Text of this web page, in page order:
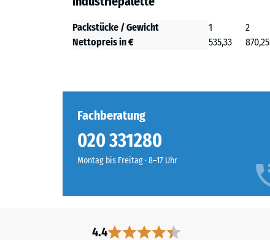
Packstücke / Gewicht 1 2
Nettopreis in €
535,33 870,25
Fachberatung
020 331280
Montag bis Freitag · 8–17 Uhr
4.4